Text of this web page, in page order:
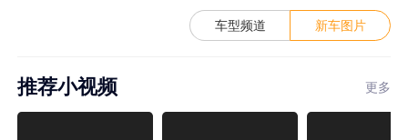
车型频道 新车图片
推荐小视频 更多